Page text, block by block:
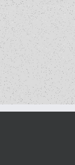
Passerelle et escalier